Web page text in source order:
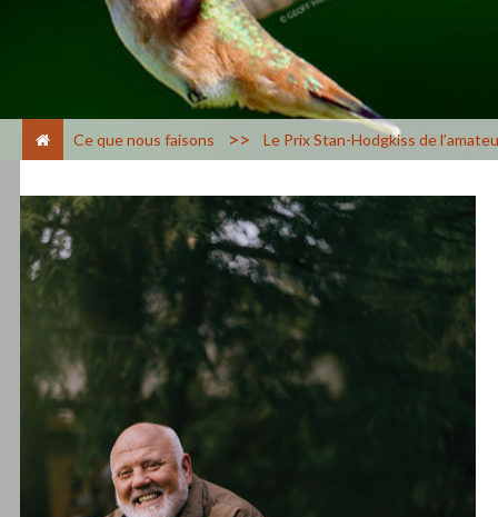
Ce que nous faisons > Le Prix Stan-Hodgkiss de